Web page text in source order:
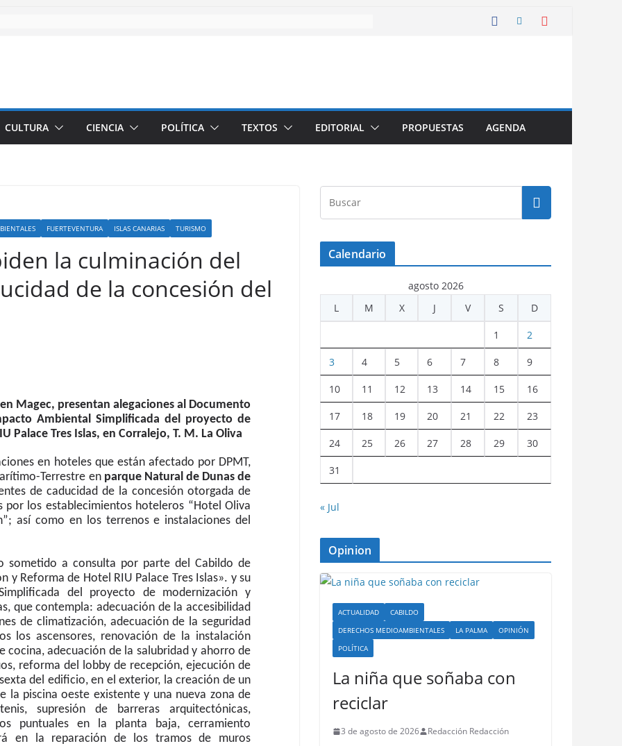
CULTURA CIENCIA POLÍTICA TEXTOS EDITORIAL PROPUESTAS AGENDA
FUERTEVENTURA ISLAS CANARIAS TURISMO
la culminación del
de la concesión del
Magec, presentan alegaciones al Documento
Ambiental Simplificada del proyecto de
Palace Tres Islas, en Corralejo, T. M. La Oliva
en hoteles que están afectado por DPMT,
Terrestre en parque Natural de Dunas de
de caducidad de la concesión otorgada de
los establecimientos hoteleros “Hotel Oliva
así como en los terrenos e instalaciones del
sometido a consulta por parte del Cabildo de
y Reforma de Hotel RIU Palace Tres Islas». y su
del proyecto de modernización y
que contempla: adecuación de la accesibilidad
de climatización, adecuación de la seguridad
los ascensores, renovación de la instalación
adecuación de la salubridad y ahorro de
reforma del lobby de recepción, ejecución de
del edificio, en el exterior, la creación de un
la piscina oeste existente y una nueva zona de
supresión de barreras arquitectónicas,
puntuales en la planta baja, cerramiento
en la reparación de los tramos de muros
Calendario
agosto 2026
L
M X J V S D
1 2
3 4 5 6 7 8 9
10 11 12 13 14 15 16
17 18 19 20 21 22 23
24 25 26 27 28 29 30
31
« Jul
Opinion
ACTUALIDAD
CABILDO
DERECHOS MEDIOAMBIENTALES
LA PALMA
OPINIÓN
POLÍTICA
La niña que soñaba con
reciclar
3 de agosto de 2026 Redacción Redacción